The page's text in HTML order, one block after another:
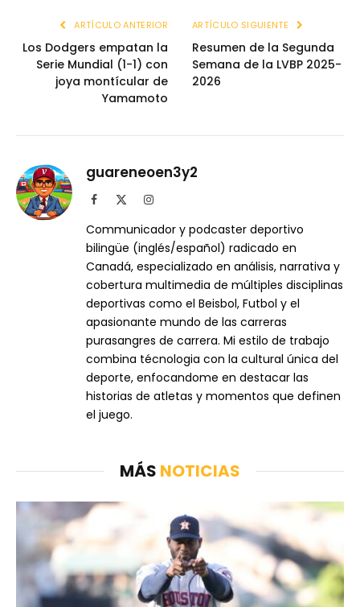
ARTÍCULO ANTERIOR
Los Dodgers empatan la
Serie Mundial (1-1) con
joya montícular de
Yamamoto
ARTÍCULO SIGUIENTE
Resumen de la Segunda
Semana de la LVBP 2025-
2026
guareneoen3y2
Facebook Instagram
Communicador y podcaster deportivo
bilingüe (inglés/español) radicado en
Canadá, especializado en análisis, narrativa y
cobertura multimedia de múltiples disciplinas
deportivas como el Beisbol, Futbol y el
apasionante mundo de las carreras
purasangres de carrera. Mi estilo de trabajo
combina técnologia con la cultural única del
deporte, enfocandome en destacar las
historias de atletas y momentos que definen
el juego.
MÁS NOTICIAS